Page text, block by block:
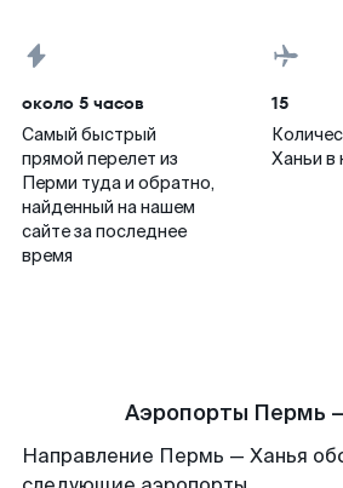
около 5 часов
Самый быстрый
прямой перелет из
Перми туда и обратно,
найденный на нашем
сайте за последнее
время
15
Ханьи в
Аэропорты Пермь
Направление Пермь — Ханья